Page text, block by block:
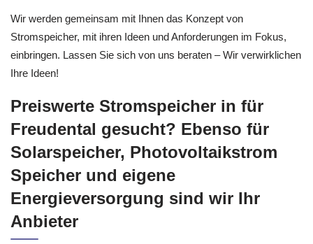
Wir werden gemeinsam mit Ihnen das Konzept von
Stromspeicher, mit ihren Ideen und Anforderungen im Fokus,
einbringen. Lassen Sie sich von uns beraten – Wir verwirklichen
Ihre Ideen!
Preiswerte Stromspeicher in für
Freudental gesucht? Ebenso für
Solarspeicher, Photovoltaikstrom
Speicher und eigene
Energieversorgung sind wir Ihr
Anbieter